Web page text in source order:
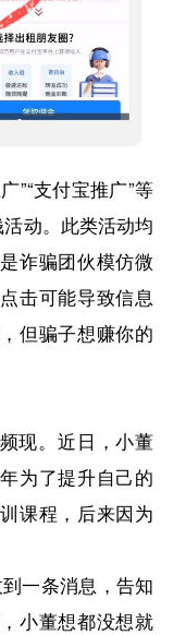
”“支付宝推广”等
动。此类活动均
诈骗团伙模仿微
击可能导致信息
但骗子想赚你的
现。近日，小董
为了提升自己的
课程，后来因为
一条消息，告知
小董想都没想就